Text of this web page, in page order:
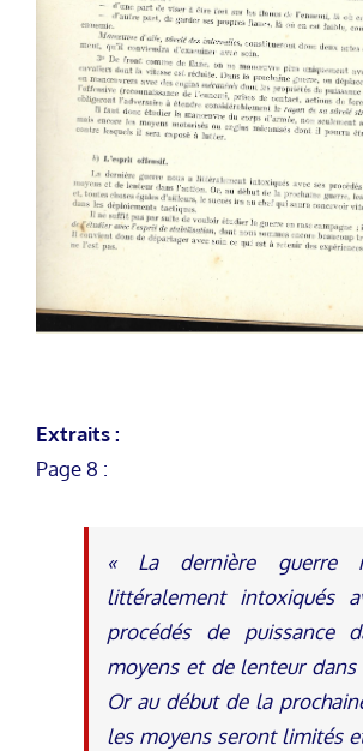
Extraits :
Page 8 :
« La dernière guerre
littéralement intoxiqués
procédés de puissance
moyens et de lenteur dans
Or au début de la
les moyens seront limités